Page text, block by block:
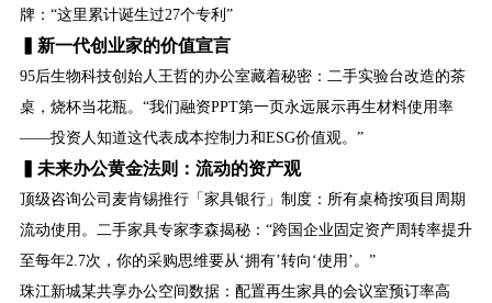
牌：“这里累计诞生过27个专利”
▍新一代创业家的价值宣言
95后生物科技创始人王哲的办公室藏着秘密：二手实验台改造的茶
桌，烧杯当花瓶。“我们融资PPT第一页永远展示再生材料使用率
——投资人知道这代表成本控制力和ESG价值观。”
▍未来办公黄金法则：流动的资产观
顶级咨询公司麦肯锡推行「家具银行」制度：所有桌椅按项目周期
流动使用。二手家具专家李森揭秘：“跨国企业固定资产周转率提升
至每年2.7次，你的采购思维要从‘拥有’转向‘使用’。”
珠江新城某共享办公空间数据：配置再生家具的会议室预订率高